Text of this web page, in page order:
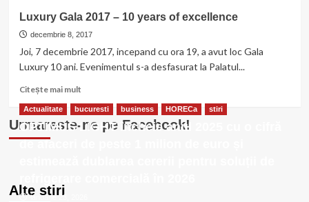
Luxury Gala 2017 – 10 years of excellence
decembrie 8, 2017
Joi, 7 decembrie 2017, incepand cu ora 19, a avut loc Gala
Luxury 10 ani. Evenimentul s-a desfasurat la Palatul...
Citește mai multCitește
multe
despre
Urmareste-ne pe Facebook!
Alte stiri
Actualitate bucuresti business HORECa stiri
OPTIMUS LIGHT încheie anul 2025 cu o cifră
de afaceri de peste 1 milion de euro și
ianuarie 23, 2026